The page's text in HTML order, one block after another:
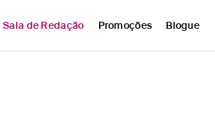
Sala de Redação Promoções Blogue